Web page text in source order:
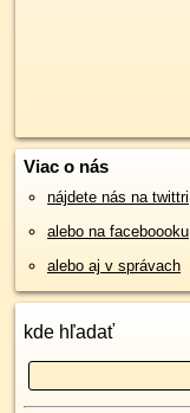
Viac o nás
nájdete nás na twittri
alebo na faceboooku
alebo aj v správach
kde hľadať